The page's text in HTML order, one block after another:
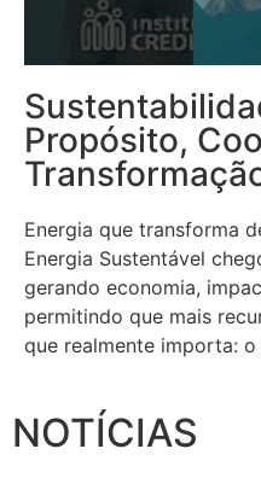
Propósito,
Energia que transforma
Energia Sustentável
gerando economia,
permitindo que mais
que realmente importa:
NOTÍCIAS